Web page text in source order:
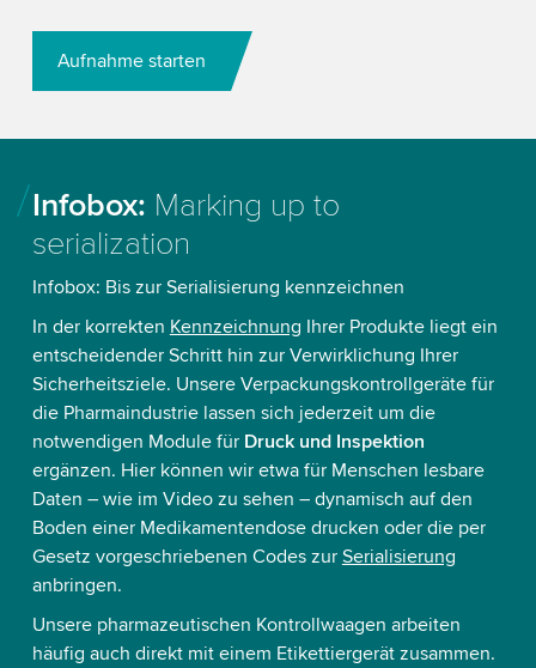
Aufnahme starten
Infobox: Marking up to
serialization
Infobox: Bis zur Serialisierung kennzeichnen
In der korrekten Kennzeichnung Ihrer Produkte liegt ein
entscheidender Schritt hin zur Verwirklichung Ihrer
Sicherheitsziele. Unsere Verpackungskontrollgeräte für
die Pharmaindustrie lassen sich jederzeit um die
notwendigen Module für Druck und Inspektion
ergänzen. Hier können wir etwa für Menschen lesbare
Daten – wie im Video zu sehen – dynamisch auf den
Boden einer Medikamentendose drucken oder die per
Gesetz vorgeschriebenen Codes zur Serialisierung
anbringen.
Unsere pharmazeutischen Kontrollwaagen arbeiten
häufig auch direkt mit einem Etikettiergerät zusammen.